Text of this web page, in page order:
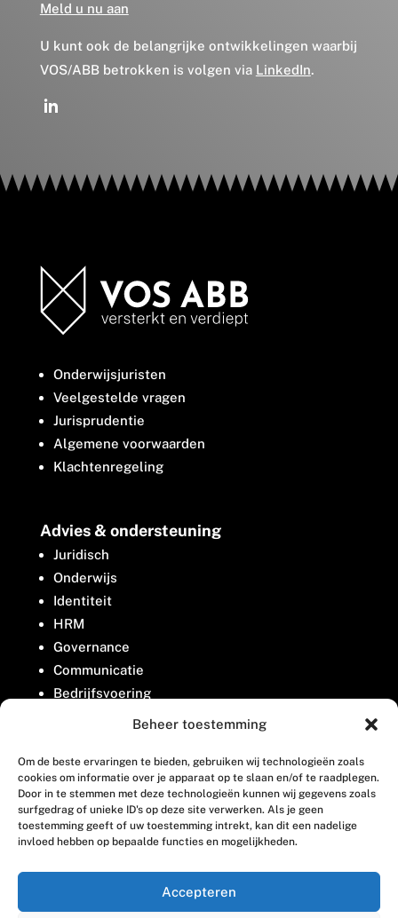
Beheer toestemming
Om de beste ervaringen te bieden, gebruiken wij technologieën zoals
cookies om informatie over je apparaat op te slaan en/of te raadplegen.
Door in te stemmen met deze technologieën kunnen wij gegevens zoals
surfgedrag of unieke ID's op deze site verwerken. Als je geen
toestemming geeft of uw toestemming intrekt, kan dit een nadelige
invloed hebben op bepaalde functies en mogelijkheden.
Accepteren
Meld u nu aan
U kunt ook de belangrijke ontwikkelingen waarbij
VOS/ABB betrokken is volgen via LinkedIn.
Onderwijsjuristen
Veelgestelde vragen
Jurisprudentie
Algemene voorwaarden
Klachtenregeling
Advies & ondersteuning
Juridisch
Onderwijs
Identiteit
HRM
Governance
Communicatie
Bedrijfsvoering
Belangenbehartiging
Contact
Houttuinlaan 8
3447 GM Woerden